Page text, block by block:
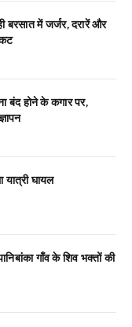
बरसात में जर्जर, दरारें और
बंद होने के कगार पर,
यात्री घायल
गाँव के शिव भक्तों की